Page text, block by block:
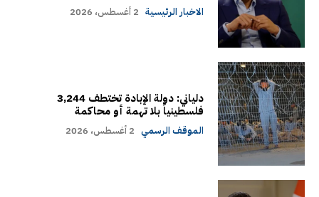
الاخبار الرئيسية 2 أغسطس، 2026
دلياني: دولة الإبادة تختطف 3,244
فلسطينياً بلا تهمة أو محاكمة
الموقف الرسمي 2 أغسطس، 2026